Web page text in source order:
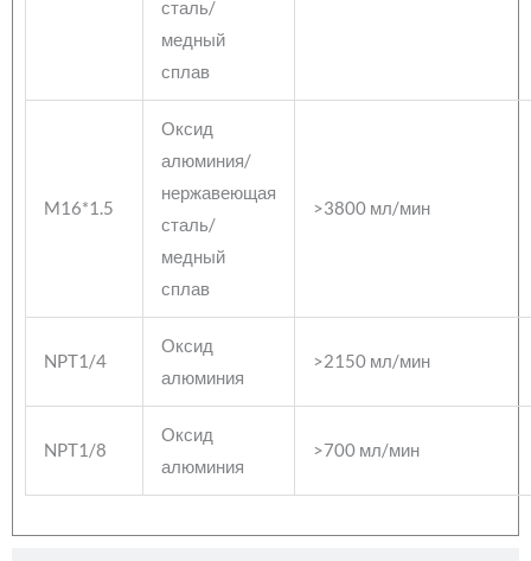
сталь/
медный
сплав
M16*1.5
Оксид
алюминия/
нержавеющая
сталь/
медный
сплав
>3800 мл/мин
NPT1/4
Оксид
алюминия
>2150 мл/мин
NPT1/8
Оксид
алюминия
>700 мл/мин